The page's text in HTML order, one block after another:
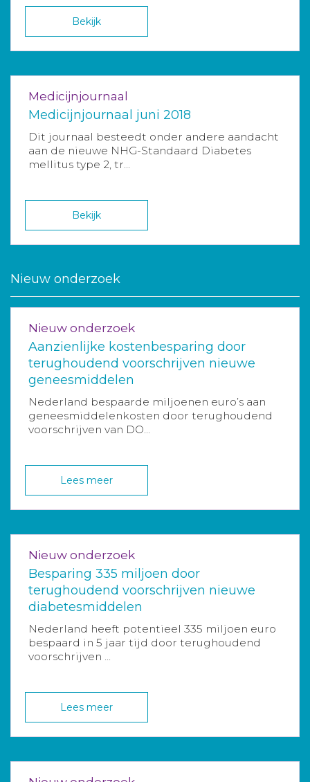
Bekijk
Medicijnjournaal
Medicijnjournaal juni 2018
Dit journaal besteedt onder andere aandacht
aan de nieuwe NHG-Standaard Diabetes
mellitus type 2, tr...
Bekijk
Nieuw onderzoek
Nieuw onderzoek
Aanzienlijke kostenbesparing door
terughoudend voorschrijven nieuwe
geneesmiddelen
Nederland bespaarde miljoenen euro’s aan
geneesmiddelenkosten door terughoudend
voorschrijven van DO...
Lees meer
Nieuw onderzoek
Besparing 335 miljoen door
terughoudend voorschrijven nieuwe
diabetesmiddelen
Nederland heeft potentieel 335 miljoen euro
bespaard in 5 jaar tijd door terughoudend
voorschrijven ...
Lees meer